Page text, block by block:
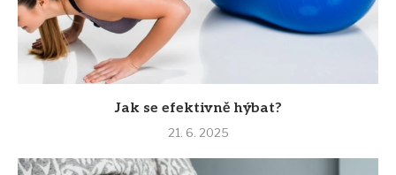
Jak se efektivně hýbat?
21. 6. 2025